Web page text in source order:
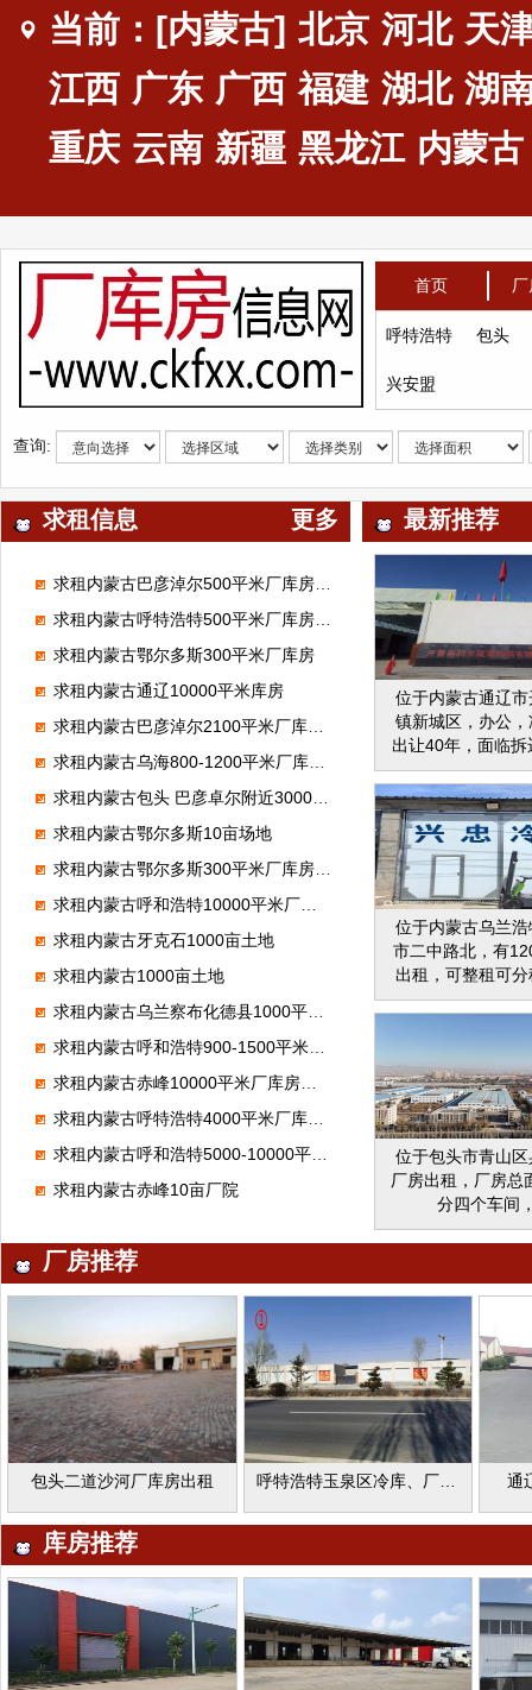
当前：[内蒙古] 北京 河北 天
江西 广东 广西 福建 湖北 湖
重庆 云南 新疆 黑龙江 内蒙古
首页
呼特浩特 包头
兴安盟
查询:
求租信息 更多
求租内蒙古巴彦淖尔500平米厂库房，做仓储
求租内蒙古呼特浩特500平米厂库房，做喷绘
求租内蒙古鄂尔多斯300平米厂库房
求租内蒙古通辽10000平米库房
求租内蒙古巴彦淖尔2100平米厂库房，加工葵花
求租内蒙古乌海800-1200平米厂库房，化学试剂
求租内蒙古包头 巴彦卓尔附近3000平米厂库房
求租内蒙古鄂尔多斯10亩场地
求租内蒙古鄂尔多斯300平米厂库房，做机械加工
求租内蒙古呼和浩特10000平米厂库房
求租内蒙古牙克石1000亩土地
求租内蒙古1000亩土地
求租内蒙古乌兰察布化德县1000平米厂库房，做塑料加工
求租内蒙古呼和浩特900-1500平米厂库房，做食品厂
求租内蒙古赤峰10000平米厂库房，做物流仓储
求租内蒙古呼特浩特4000平米厂库房，生产泡沫箱
求租内蒙古呼和浩特5000-10000平米厂库房，做金属加工
求租内蒙古赤峰10亩厂院
最新推荐
位于内蒙古通辽
镇新城区，办公
出让40年，面临
平，冷库，正常运
万元左右，水电
利，出售价
位于内蒙古乌兰
市二中路北，有
出租，可整租可
下20度低温铝排
备，水电齐全，
格面议
位于包头市青山
厂房出租，厂房总
分四个车间
车梁底高度 办公
租，水电齐全，
格面议
厂房推荐
包头二道沙河厂库房出租 呼特浩特玉泉区冷库、厂库房出租 通
库房推荐